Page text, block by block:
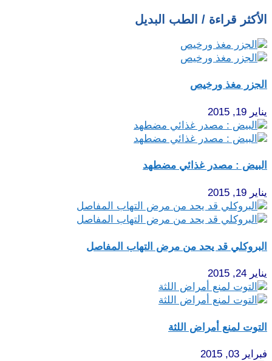
الأكثر قراءة / الطب البديل
الجزر مغذ ورخيص
يناير 19, 2015
البيض : مصدر غذائي مضطهد
يناير 19, 2015
البروكلي قد يحد من مرض التهاب المفاصل
يناير 24, 2015
التوت لمنع أمراض اللثة
فبراير 03, 2015